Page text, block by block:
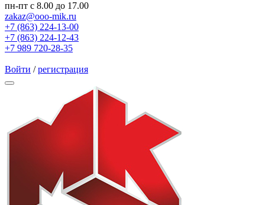
пн-пт с 8.00 до 17.00
zakaz@ooo-mik.ru
+7 (863) 224-13-00
+7 (863) 224-12-43
+7 989 720-28-35
Войти /регистрация